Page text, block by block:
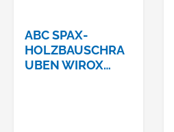
ABC SPAX-
HOLZBAUSCHRA
UBEN WIROX